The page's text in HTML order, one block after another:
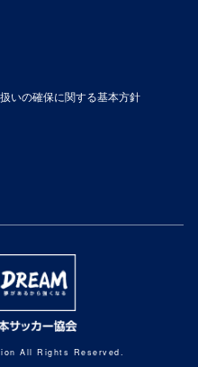
いの確保に関する基本方針
All Rights Reserved.